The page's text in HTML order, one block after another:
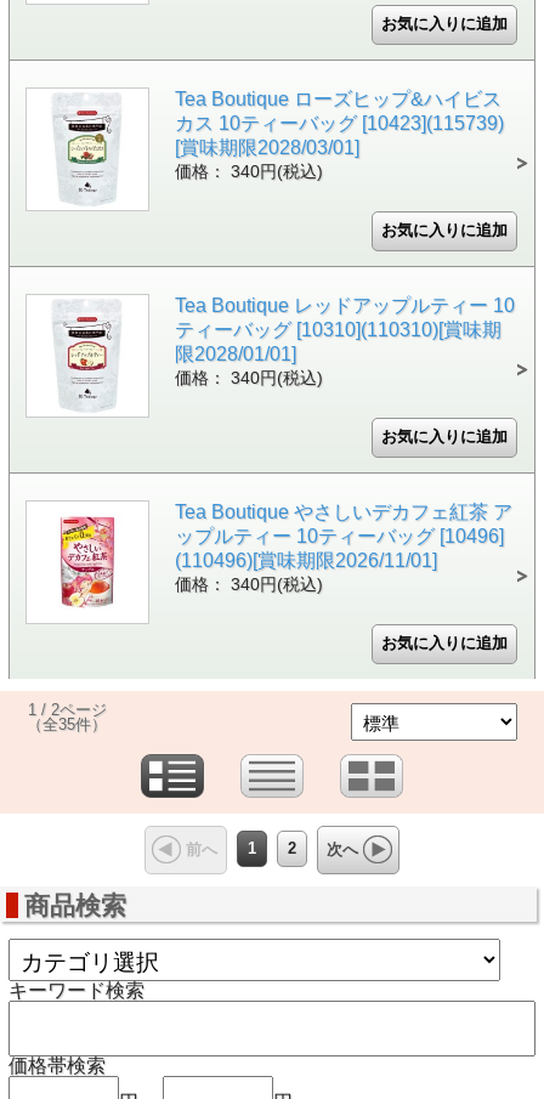
Tea Boutique ローズヒップ&ハイビス
カス 10ティーバッグ [10423](115739)
[賞味期限2028/03/01]
価格： 340円(税込)
Tea Boutique レッドアップルティー 10
ティーバッグ [10310](110310)[賞味期
限2028/01/01]
価格： 340円(税込)
Tea Boutique やさしいデカフェ紅茶 ア
ップルティー 10ティーバッグ [10496]
(110496)[賞味期限2026/11/01]
価格： 340円(税込)
1 / 2ページ
（全35件）
前へ 1 2 次へ
商品検索
キーワード検索
価格帯検索